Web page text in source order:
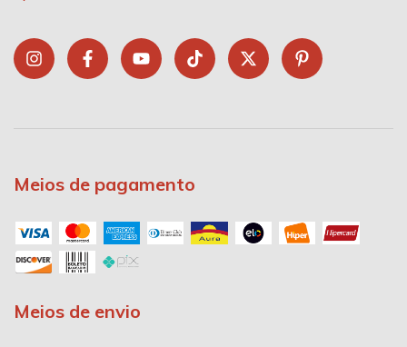
Meios de pagamento
Meios de envio